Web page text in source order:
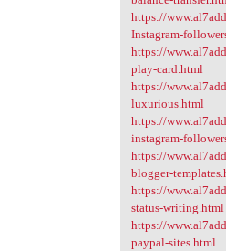
https://
Instagram-
https://
play-card.html
https://
luxurious.html
https://
instagram-
https://
blogger-
https://
status-writing.html
https://
paypal-sites.html